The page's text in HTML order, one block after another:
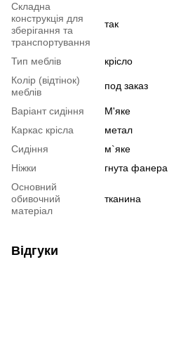
Складна
конструкція для
зберігання та
транспортування
так
Тип меблів
крісло
Колір (відтінок)
меблів
под заказ
Варіант сидіння
М'яке
Каркас крісла
метал
Сидіння
м`яке
Ніжки
гнута фанера
Основний
обивочний
матеріал
тканина
Відгуки